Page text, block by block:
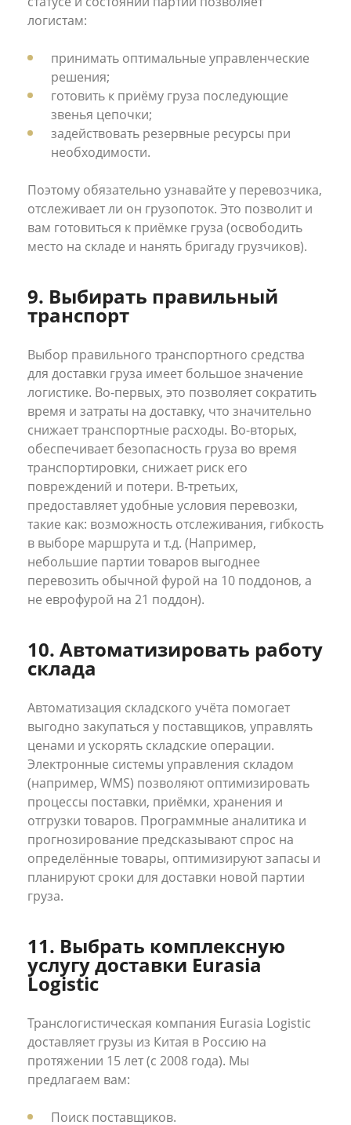
логистам:
принимать оптимальные управленческие
решения;
готовить к приёму груза последующие
звенья цепочки;
задействовать резервные ресурсы при
необходимости.
Поэтому обязательно узнавайте у перевозчика,
отслеживает ли он грузопоток. Это позволит и
вам готовиться к приёмке груза (освободить
место на складе и нанять бригаду грузчиков).
9. Выбирать правильный
транспорт
Выбор правильного транспортного средства
для доставки груза имеет большое значение
логистике. Во-первых, это позволяет сократить
время и затраты на доставку, что значительно
снижает транспортные расходы. Во-вторых,
обеспечивает безопасность груза во время
транспортировки, снижает риск его
повреждений и потери. В-третьих,
предоставляет удобные условия перевозки,
такие как: возможность отслеживания, гибкость
в выборе маршрута и т.д. (Например,
небольшие партии товаров выгоднее
перевозить обычной фурой на 10 поддонов, а
не еврофурой на 21 поддон).
10. Автоматизировать работу
склада
Автоматизация складского учёта помогает
выгодно закупаться у поставщиков, управлять
ценами и ускорять складские операции.
Электронные системы управления складом
(например, WMS) позволяют оптимизировать
процессы поставки, приёмки, хранения и
отгрузки товаров. Программные аналитика и
прогнозирование предсказывают спрос на
определённые товары, оптимизируют запасы и
планируют сроки для доставки новой партии
груза.
11. Выбрать комплексную
услугу доставки Eurasia
Logistic
Транслогистическая компания Eurasia Logistic
доставляет грузы из Китая в Россию на
протяжении 15 лет (с 2008 года). Мы
предлагаем вам:
Поиск поставщиков.